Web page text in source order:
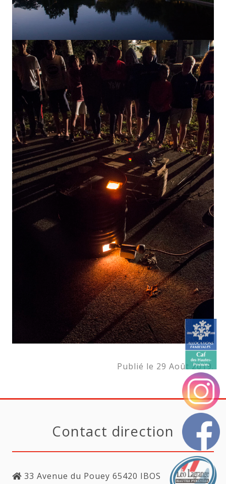
Publié le 29 Août 2019.
Contact direction
33 Avenue du Pouey 65420 IBOS